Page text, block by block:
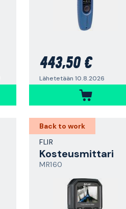
443,50 €
Lähetetään 10.8.2026
Back to work
FLIR
Kosteusmittari
MR160